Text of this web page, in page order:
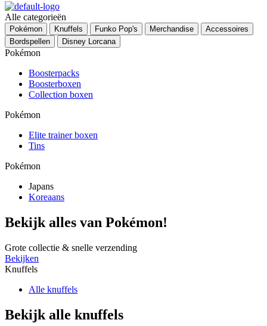
Menu
Alle categorieën
Pokémon Knuffels Funko Pop's Merchandise
Accessoires
Bordspellen
Disney Lorcana
Pokémon
Boosterpacks
Boosterboxen
Collection boxen
Pokémon
Elite trainer boxen
Tins
Pokémon
Japans
Koreaans
Bekijk alles van Pokémon!
Grote collectie & snelle verzending
Bekijken
Knuffels
Alle knuffels
Bekijk alle knuffels